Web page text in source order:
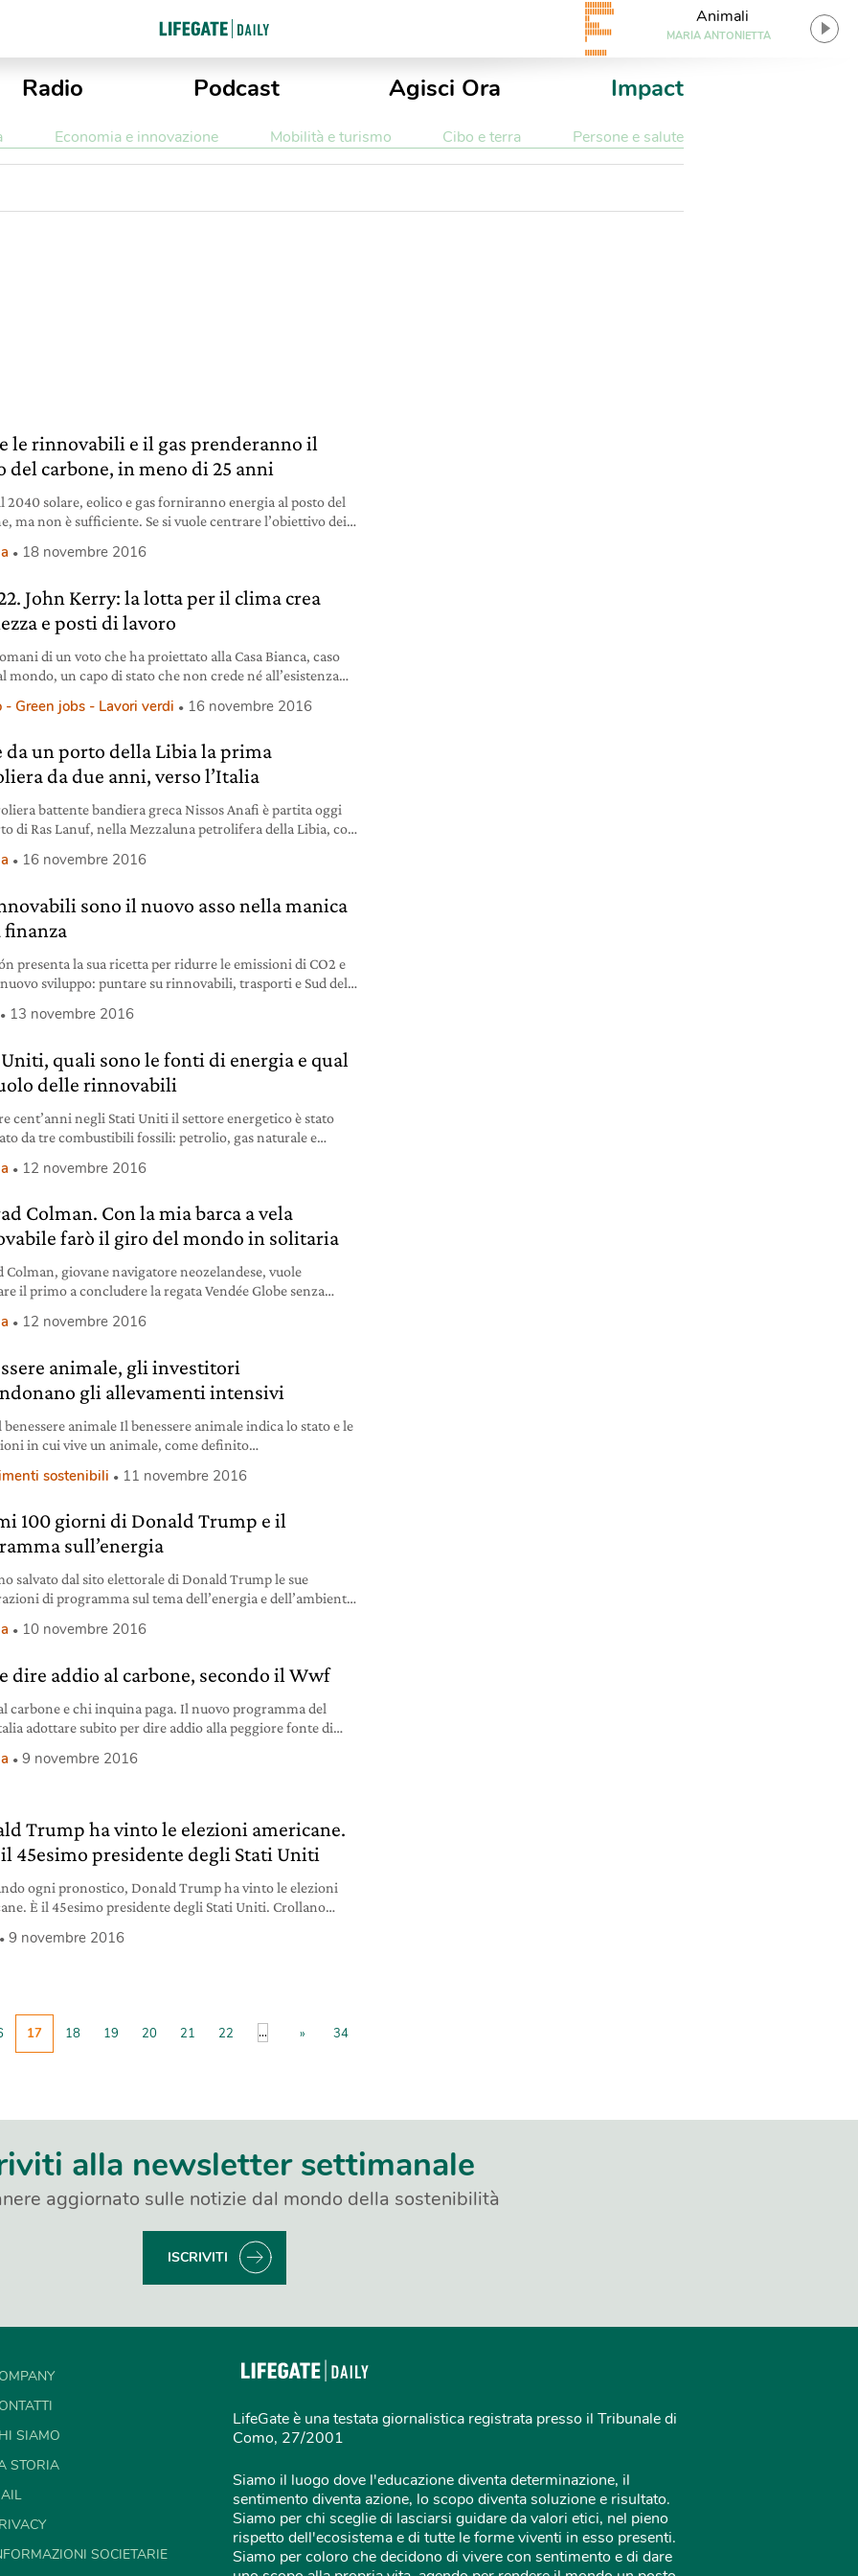
Animali
MARIA ANTONIETTA
Radio Podcast Agisci Ora Impact
Economia e innovazione Mobilità e turismo Cibo e terra Persone e salute
le rinnovabili e il gas prenderanno il
del carbone, in meno di 25 anni
2040 solare, eolico e gas forniranno energia al posto del
ma non è sufficiente. Se si vuole centrare l’obiettivo dei
18 novembre 2016
John Kerry: la lotta per il clima crea
e posti di lavoro
di un voto che ha proiettato alla Casa Bianca, caso
mondo, un capo di stato che non crede né all’esistenza
il Segretario di Stato americano John Kerry interviene alla
da parte degli
- Green jobs - Lavori verdi 16 novembre 2016
da un porto della Libia la prima
da due anni, verso l’Italia
battente bandiera greca Nissos Anafi è partita oggi
di Ras Lanuf, nella Mezzaluna petrolifera della Libia, con
larga 44, ha una portata lorda di 115.566 tonnellate. La
16 novembre 2016
sono il nuovo asso nella manica
finanza
presenta la sua ricetta per ridurre le emissioni di CO2 e
sviluppo: puntare su rinnovabili, trasporti e Sud del
13 novembre 2016
quali sono le fonti di energia e qual
delle rinnovabili
cent’anni negli Stati Uniti il settore energetico è stato
da tre combustibili fossili: petrolio, gas naturale e
12 novembre 2016
Colman. Con la mia barca a vela
farò il giro del mondo in solitaria
Colman, giovane navigatore neozelandese, vuole
il primo a concludere la regata Vendée Globe senza
12 novembre 2016
animale, gli investitori
gli allevamenti intensivi
benessere animale Il benessere animale indica lo stato e le
in cui vive un animale, come definito
intergovernativa responsabile del
è in buone condizioni di benessere quando è sano, a
agio, ben nutrito,
sostenibili 11 novembre 2016
100 giorni di Donald Trump e il
sull’energia
salvato dal sito elettorale di Donald Trump le sue
di programma sul tema dell’energia e dell’ambiente,
“grazie per il supporto”.
10 novembre 2016
dire addio al carbone, secondo il Wwf
carbone e chi inquina paga. Il nuovo programma del
adottare subito per dire addio alla peggiore fonte di
9 novembre 2016
Trump ha vinto le elezioni americane.
45esimo presidente degli Stati Uniti
ogni pronostico, Donald Trump ha vinto le elezioni
È il 45esimo presidente degli Stati Uniti. Crollano
9 novembre 2016
17 18 19 20 21 22 ... » 34
alla newsletter settimanale
aggiornato sulle notizie dal mondo della sostenibilità
ISCRIVITI
SIAMO
STORIA
SOCIETARIE
LifeGate è una testata giornalistica registrata presso il Tribunale di
Como, 27/2001
Siamo il luogo dove l'educazione diventa determinazione, il
sentimento diventa azione, lo scopo diventa soluzione e risultato.
Siamo per chi sceglie di lasciarsi guidare da valori etici, nel pieno
rispetto dell'ecosistema e di tutte le forme viventi in esso presenti.
Siamo per coloro che decidono di vivere con sentimento e di dare